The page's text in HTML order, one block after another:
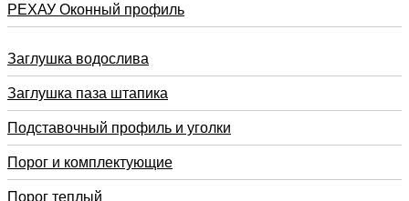
РЕХАУ Оконный профиль
Заглушка водослива
Заглушка паза штапика
Подставочный профиль и уголки
Порог и комплектующие
Порог теплый